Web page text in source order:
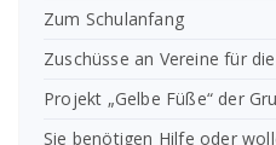
Zum Schulanfang
Zuschüsse an Vereine für
Projekt „Gelbe Füße“ der
Sie benötigen Hilfe oder